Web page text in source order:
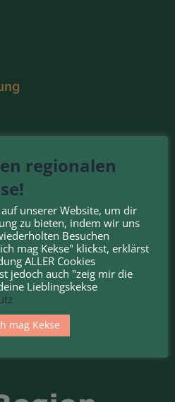
regionalen
unserer Website, um dir
zu bieten, indem wir uns
Besuchen
mag Kekse" klickst, erklärst
ALLER Cookies
jedoch auch "zeig mir die
Lieblingskekse
mag Kekse